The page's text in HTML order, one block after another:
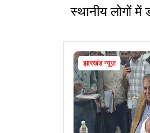
स्थानीय लोगों
झारखंड न्यूज़